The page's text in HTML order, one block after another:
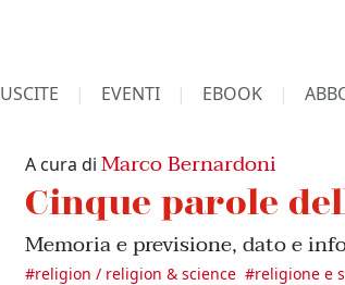
USCITE EVENTI EBOOK
A cura diMarco Bernardoni
Cinque parole
Memoria e previsione, dato e
#religion / religion & science #religione e